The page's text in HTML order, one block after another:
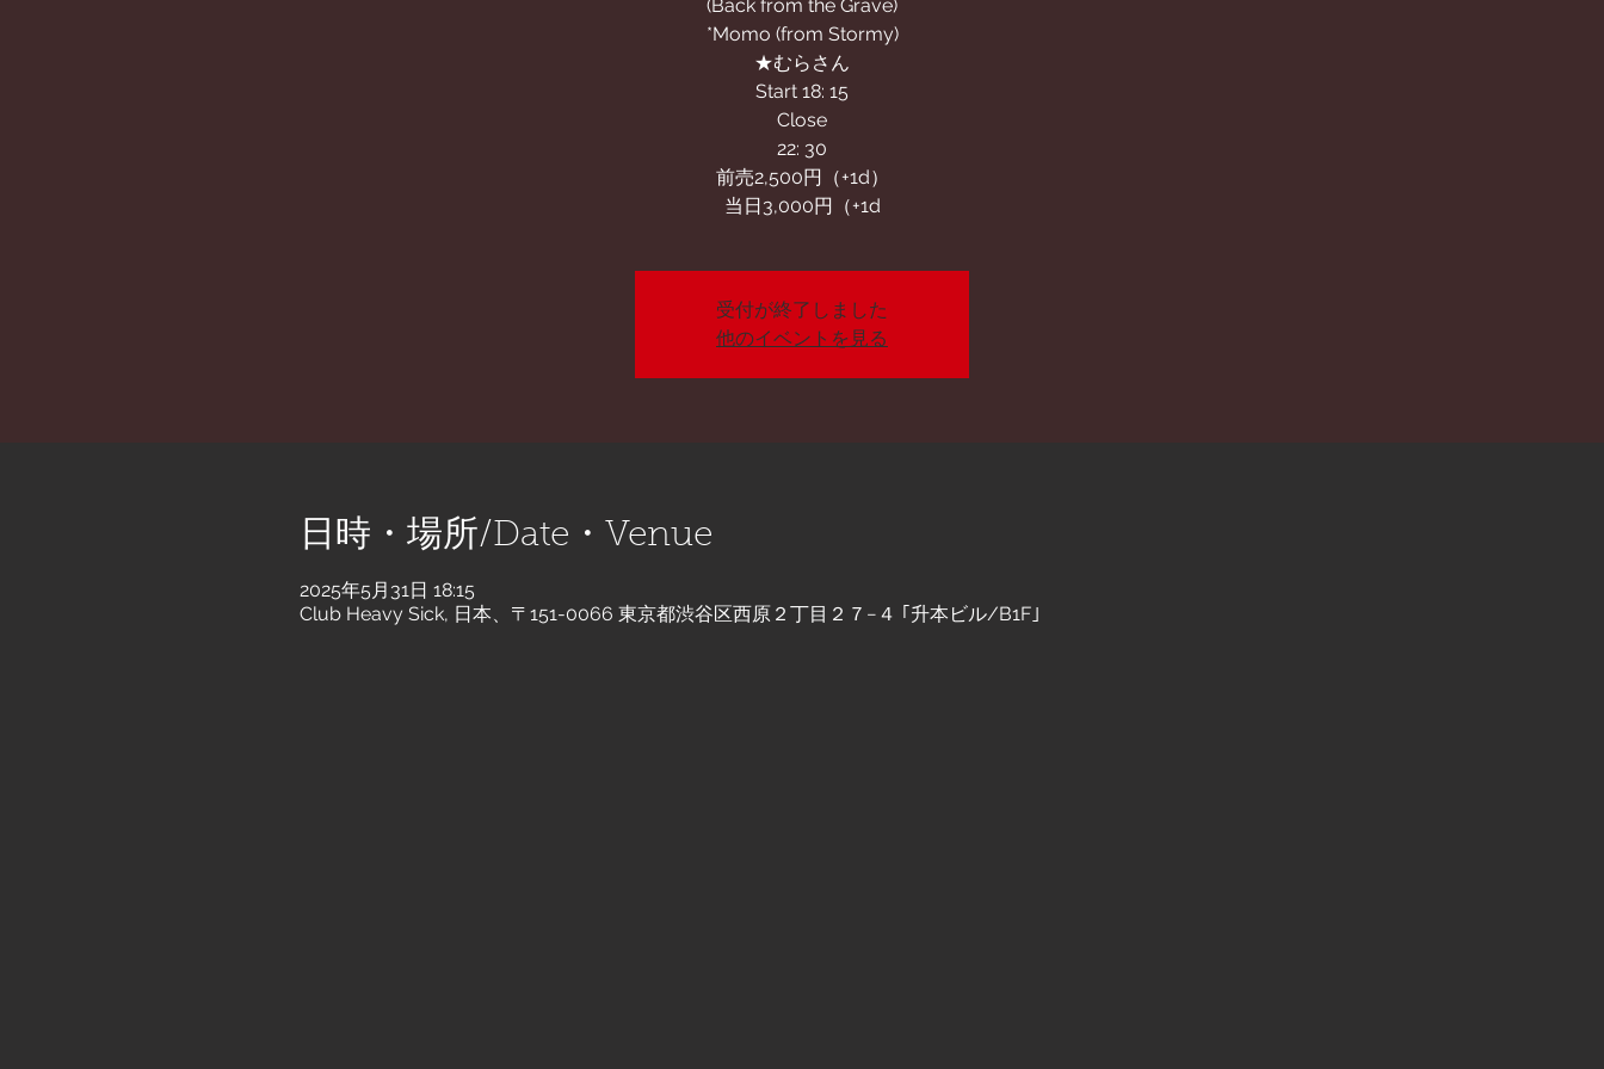
(Back from the Grave)
*Momo (from Stormy)
★むらさん
Start 18: 15
Close
22: 30
前売2,500円（+1d）
当日3,000円（+1d
受付が終了しました
他のイベントを見る
日時・場所/Date・Venue
2025年5月31日 18:15
Club Heavy Sick, 日本、〒151-0066 東京都渋谷区西原２丁目２７−４ ｢升本ビル/B1F｣